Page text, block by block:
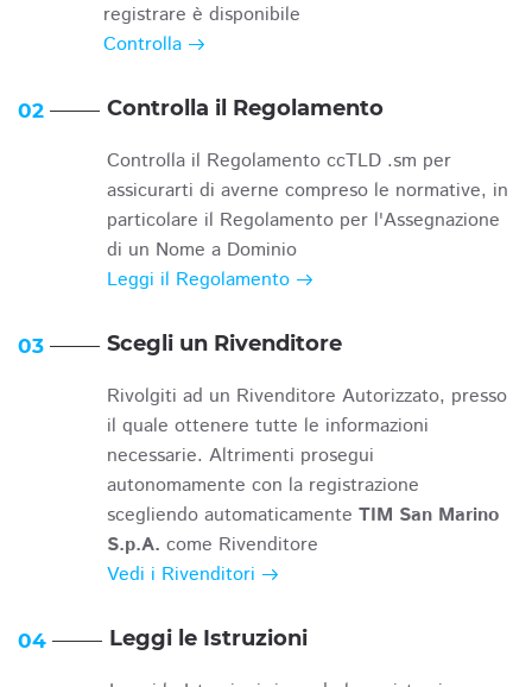
registrare è disponibile
Controlla
02 Controlla il Regolamento
Controlla il Regolamento ccTLD .sm per
assicurarti di averne compreso le normative, in
particolare il Regolamento per l'Assegnazione
di un Nome a Dominio
Leggi il Regolamento
03 Scegli un Rivenditore
Rivolgiti ad un Rivenditore Autorizzato, presso
il quale ottenere tutte le informazioni
necessarie. Altrimenti prosegui
autonomamente con la registrazione
scegliendo automaticamente TIM San Marino
S.p.A. come Rivenditore
Vedi i Rivenditori
04 Leggi le Istruzioni